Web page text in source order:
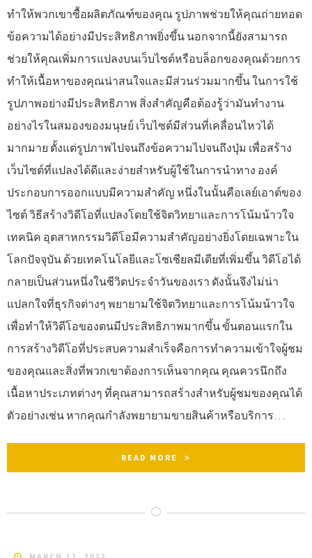
ทำให้พวกเขาซื้อผลิตภัณฑ์ของคุณ รูปภาพช่วยให้คุณถ่ายทอด
ข้อความได้อย่างมีประสิทธิภาพยิ่งขึ้น นอกจากนี้ยังสามารถ
ช่วยให้คุณเพิ่มการแปลงบนเว็บไซต์หรือบล็อกของคุณด้วยการ
ทำให้เนื้อหาของคุณน่าสนใจและมีส่วนร่วมมากขึ้น ในการใช้
รูปภาพอย่างมีประสิทธิภาพ สิ่งสำคัญคือต้องรู้ว่ามันทำงาน
อย่างไรในสมองของมนุษย์ เว็บไซต์มีส่วนที่เคลื่อนไหวได้
มากมาย ตั้งแต่รูปภาพไปจนถึงข้อความไปจนถึงปุ่ม เพื่อสร้าง
เว็บไซต์ที่แปลงได้ดีและง่ายสำหรับผู้ใช้ในการนำทาง องค์
ประกอบการออกแบบมีความสำคัญ หนึ่งในนั้นคือเลย์เอาต์ของ
ไซต์ วิธีสร้างวิดีโอที่แปลงโดยใช้จิตวิทยาและการโน้มน้าวใจ
เทคนิค อุตสาหกรรมวิดีโอมีความสำคัญอย่างยิ่งโดยเฉพาะใน
โลกปัจจุบัน ด้วยเทคโนโลยีและโซเชียลมีเดียที่เพิ่มขึ้น วิดีโอได้
กลายเป็นส่วนหนึ่งในชีวิตประจำวันของเรา ดังนั้นจึงไม่น่า
แปลกใจที่ธุรกิจต่างๆ พยายามใช้จิตวิทยาและการโน้มน้าวใจ
เพื่อทำให้วิดีโอของตนมีประสิทธิภาพมากขึ้น ขั้นตอนแรกใน
การสร้างวิดีโอที่ประสบความสำเร็จคือการทำความเข้าใจผู้ชม
ของคุณและสิ่งที่พวกเขาต้องการเห็นจากคุณ คุณควรนึกถึง
เนื้อหาประเภทต่างๆ ที่คุณสามารถสร้างสำหรับผู้ชมของคุณได้
ตัวอย่างเช่น หากคุณกำลังพยายามขายสินค้าหรือบริการ…
READ MORE